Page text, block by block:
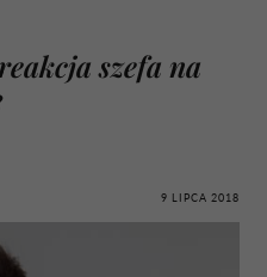
szefa na
9 LIPCA 2018